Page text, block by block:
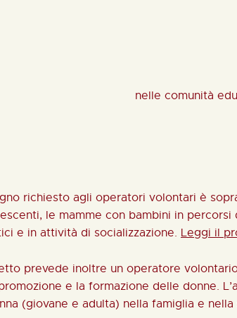
nelle comunità
richiesto agli operatori volontari è
le mamme con bambini in
e in attività di socializzazione. Leggi il
prevede inoltre un operatore
e la formazione delle donne.
(giovane e adulta) nella famiglia e